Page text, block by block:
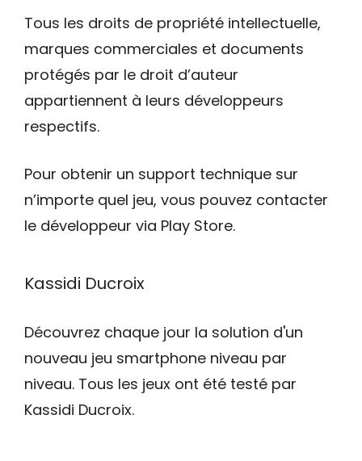
Tous les droits de propriété intellectuelle,
marques commerciales et documents
protégés par le droit d’auteur
appartiennent à leurs développeurs
respectifs.
Pour obtenir un support technique sur
n’importe quel jeu, vous pouvez contacter
le développeur via Play Store.
Kassidi Ducroix
Découvrez chaque jour la solution d'un
nouveau jeu smartphone niveau par
niveau. Tous les jeux ont été testé par
Kassidi Ducroix.